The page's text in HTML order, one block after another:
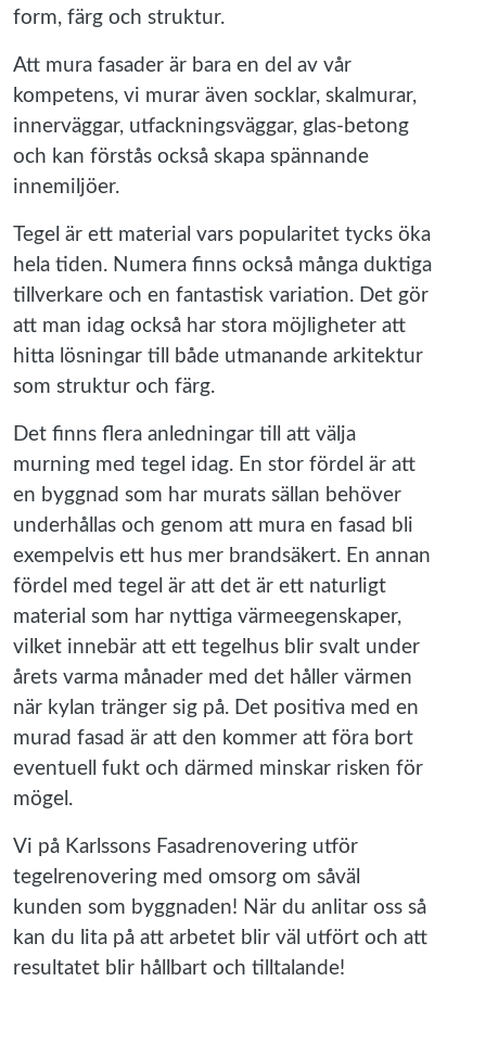
form, färg och struktur.
Att mura fasader är bara en del av vår
kompetens, vi murar även socklar, skalmurar,
innerväggar, utfackningsväggar, glas-betong
och kan förstås också skapa spännande
innemiljöer.
Tegel är ett material vars popularitet tycks öka
hela tiden. Numera finns också många duktiga
tillverkare och en fantastisk variation. Det gör
att man idag också har stora möjligheter att
hitta lösningar till både utmanande arkitektur
som struktur och färg.
Det finns flera anledningar till att välja
murning med tegel idag. En stor fördel är att
en byggnad som har murats sällan behöver
underhållas och genom att mura en fasad bli
exempelvis ett hus mer brandsäkert. En annan
fördel med tegel är att det är ett naturligt
material som har nyttiga värmeegenskaper,
vilket innebär att ett tegelhus blir svalt under
årets varma månader med det håller värmen
när kylan tränger sig på. Det positiva med en
murad fasad är att den kommer att föra bort
eventuell fukt och därmed minskar risken för
mögel.
Vi på Karlssons Fasadrenovering utför
tegelrenovering med omsorg om såväl
kunden som byggnaden! När du anlitar oss så
kan du lita på att arbetet blir väl utfört och att
resultatet blir hållbart och tilltalande!